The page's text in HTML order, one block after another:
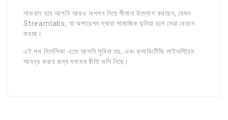
লাভবান হবে আপনি আরও অপশন নিয়ে সীমানা উদ্যোগ করছেন, যেমন
Streamlabs, যা অপারেশন দ্বারা সামাজিক দুনিয়া হলে সেরা বেড়ান
করছে।
এই পথ নির্দেশিকা এতে আপনি সুবিধা হয়, এবং ক্লাবিংটিভি লাইভস্ট্রিম
আবদ্ধ করার জন্য যথাযথ রীতি গুলি নিয়ে।